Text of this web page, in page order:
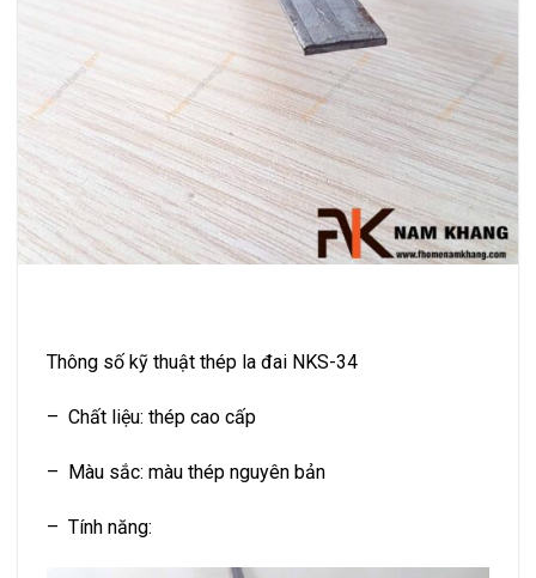
Thông số kỹ thuật thép la đai NKS-34
– Chất liệu: thép cao cấp
– Màu sắc: màu thép nguyên bản
– Tính năng: